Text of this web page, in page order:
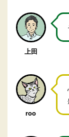
上田
roo